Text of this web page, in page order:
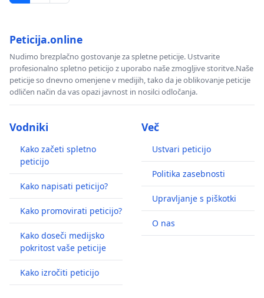
Peticija.online
Nudimo brezplačno gostovanje za spletne peticije. Ustvarite
profesionalno spletno peticijo z uporabo naše zmogljive storitve.Naše
peticije so dnevno omenjene v medijih, tako da je oblikovanje peticije
odličen način da vas opazi javnost in nosilci odločanja.
Vodniki
Kako začeti spletno
peticijo
Kako napisati peticijo?
Kako promovirati peticijo?
Kako doseči medijsko
pokritost vaše peticije
Kako izročiti peticijo
Več
Ustvari peticijo
Politika zasebnosti
Upravljanje s piškotki
O nas